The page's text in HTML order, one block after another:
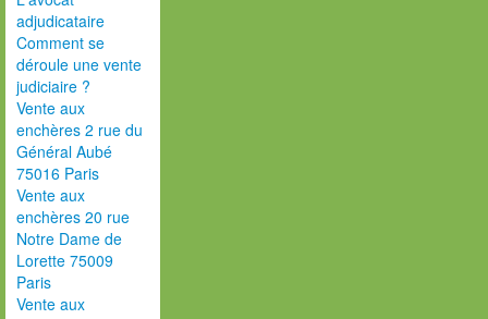
adjudicataire
Comment se
déroule une vente
judiciaire ?
Vente aux
enchères 2 rue du
Général Aubé
75016 Paris
Vente aux
enchères 20 rue
Notre Dame de
Lorette 75009
Paris
Vente aux